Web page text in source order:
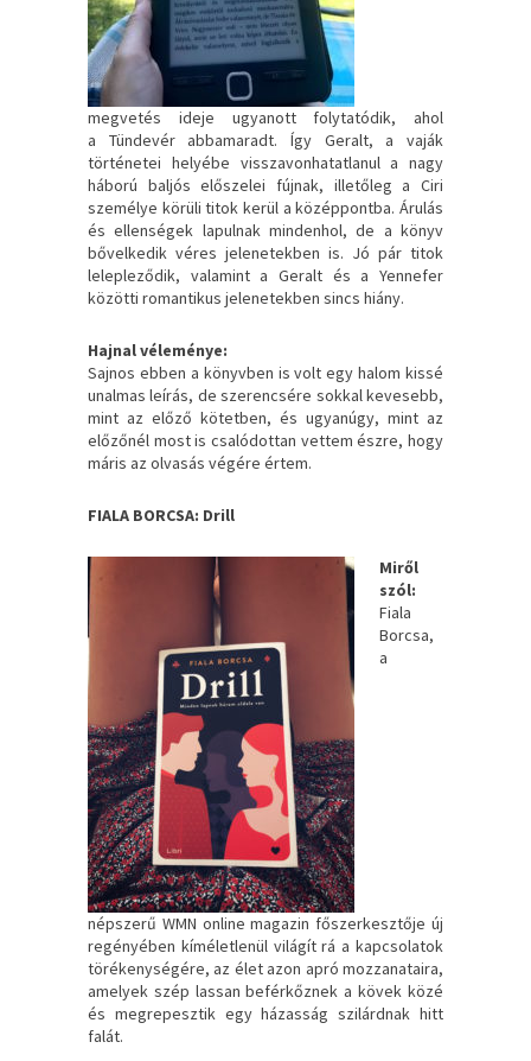
megvetés ideje ugyanott folytatódik, ahol
a Tündevér abbamaradt. Így Geralt, a vaják
történetei helyébe visszavonhatatlanul a nagy
háború baljós előszelei fújnak, illetőleg a Ciri
személye körüli titok kerül a középpontba. Árulás
és ellenségek lapulnak mindenhol, de a könyv
bővelkedik véres jelenetekben is. Jó pár titok
lelepleződik, valamint a Geralt és a Yennefer
közötti romantikus jelenetekben sincs hiány.
Hajnal véleménye:
Sajnos ebben a könyvben is volt egy halom kissé
unalmas leírás, de szerencsére sokkal kevesebb,
mint az előző kötetben, és ugyanúgy, mint az
előzőnél most is csalódottan vettem észre, hogy
máris az olvasás végére értem.
FIALA BORCSA: Drill
Miről
szól:
Fiala
Borcsa,
a
népszerű WMN online magazin főszerkesztője új
regényében kíméletlenül világít rá a kapcsolatok
törékenységére, az élet azon apró mozzanataira,
amelyek szép lassan beférkőznek a kövek közé
és megrepesztik egy házasság szilárdnak hitt
falát.